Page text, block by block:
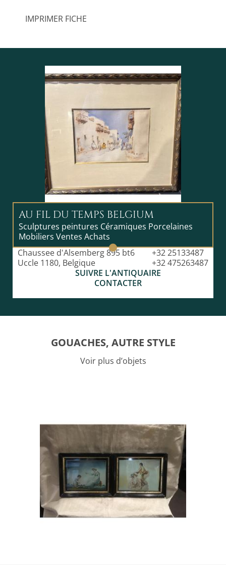
IMPRIMER FICHE
AU FIL DU TEMPS BELGIUM
Sculptures peintures Céramiques Porcelaines
Mobiliers Ventes Achats
Chaussee d'Alsemberg 895 bt6
Uccle 1180, Belgique
+32 25133487
+32 475263487
SUIVRE L'ANTIQUAIRE
CONTACTER
GOUACHES, AUTRE STYLE
Voir plus d’objets